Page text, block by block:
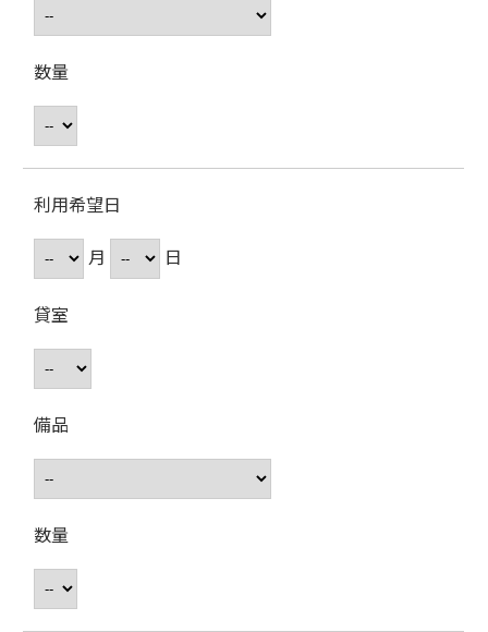
数量
利用希望日
月
日
貸室
備品
数量